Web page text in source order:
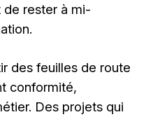
de rester à mi-
des feuilles de route
conformité,
Des projets qui